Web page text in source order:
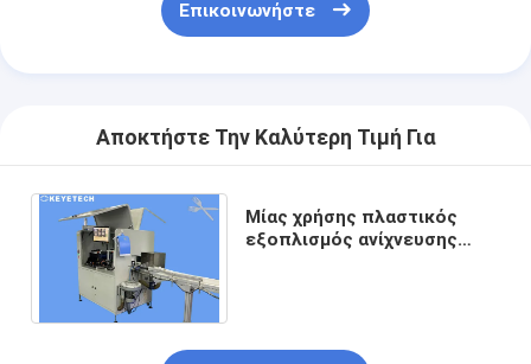
Επικοινωνήστε
Αποκτήστε Την Καλύτερη Τιμή Για
Μίας χρήσης πλαστικός
εξοπλισμός ανίχνευσης